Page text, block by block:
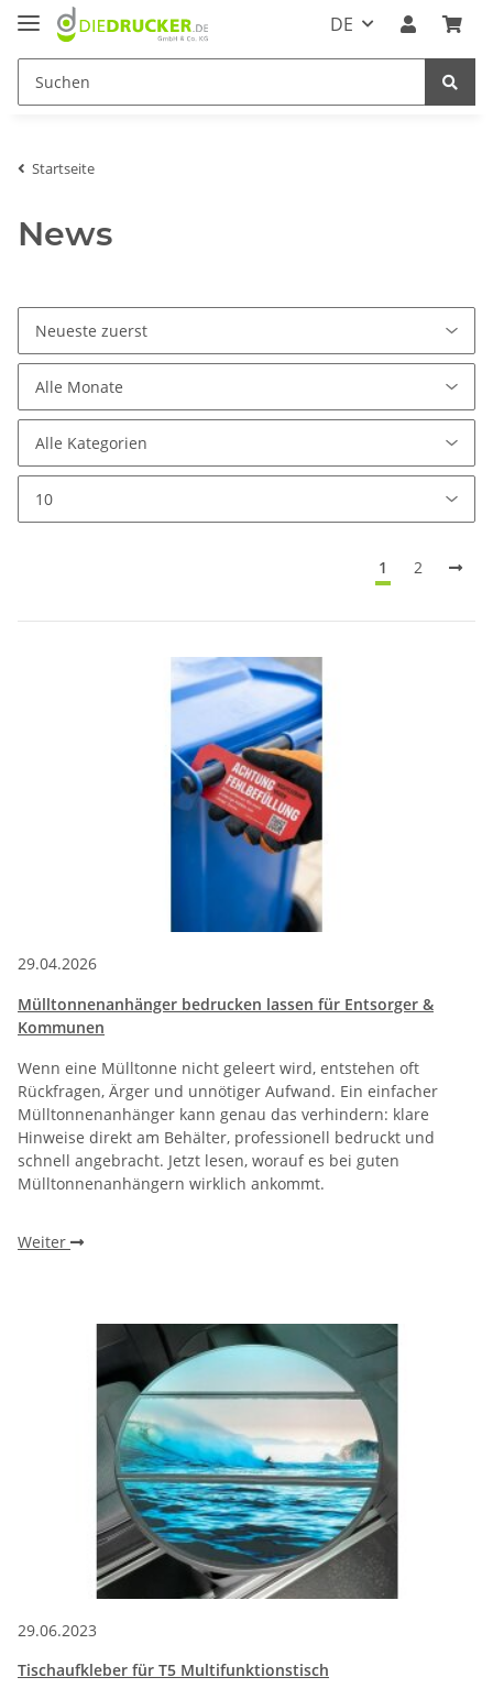
DE
Startseite
News
1 2
29.04.2026
Mülltonnenanhänger bedrucken lassen für Entsorger &
Kommunen
Wenn eine Mülltonne nicht geleert wird, entstehen oft
Rückfragen, Ärger und unnötiger Aufwand. Ein einfacher
Mülltonnenanhänger kann genau das verhindern: klare
Hinweise direkt am Behälter, professionell bedruckt und
schnell angebracht. Jetzt lesen, worauf es bei guten
Mülltonnenanhängern wirklich ankommt.
Weiter
29.06.2023
Tischaufkleber für T5 Multifunktionstisch